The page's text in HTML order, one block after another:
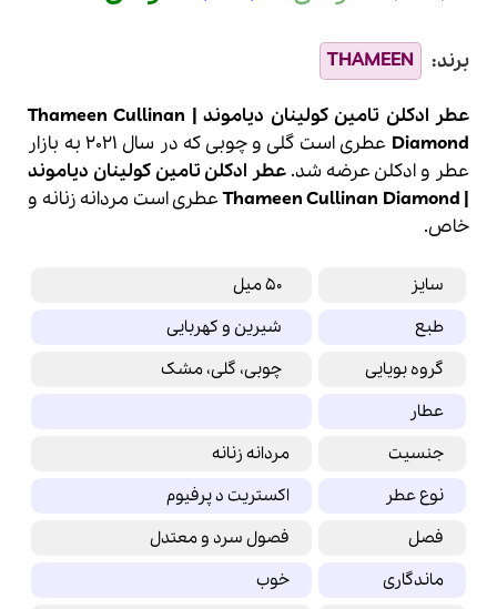
امتیازدهی
مشتری
اصلی فعلی
عطر ادکلن تامین کولینان دیاموند | Thameen Cullinan
Diamond عطری است گلی و چوبی که در سال 2021 به بازار
عطر و ادکلنعرضه شد. عطر ادکلن تامین کولینان دیاموند
| Thameen Cullinan Diamond
عطری است مردانه زنانه و
خاص.
سایز
طبع
شیرین و کهربایی
گروه بویایی
چوبی، گلی، مشک
عطار
جنسیت
مردانه زنانه
نوع عطر
اکستریت د پرفیوم
فصل
فصول سرد و معتدل
ماندگاری
خوب